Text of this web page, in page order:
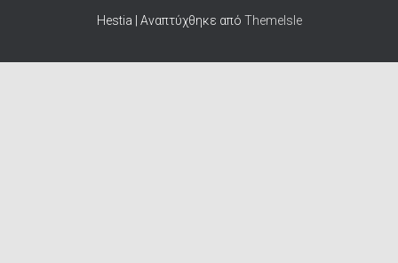
Hestia | Αναπτύχθηκε από ThemeIsle